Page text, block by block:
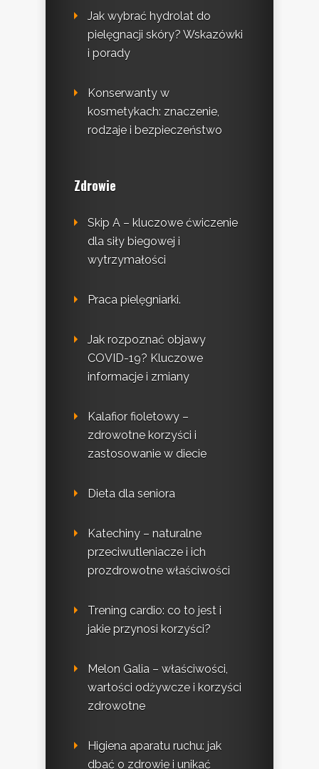
Jak wybrać hydrolat do
pielęgnacji skóry? Wskazówki
i porady
Konserwanty w
kosmetykach: znaczenie,
rodzaje i bezpieczeństwo
Zdrowie
Skip A – kluczowe ćwiczenie
dla siły biegowej i
wytrzymałości
Praca pielęgniarki.
Jak rozpoznać objawy
COVID-19? Kluczowe
informacje i zmiany
Kalafior fioletowy –
zdrowotne korzyści i
zastosowanie w diecie
Dieta dla seniora
Katechiny – naturalne
przeciwutleniacze i ich
prozdrowotne właściwości
Trening cardio: co to jest i
jakie przynosi korzyści?
Melon Galia – właściwości,
wartości odżywcze i korzyści
zdrowotne
Higiena aparatu ruchu: jak
dbać o zdrowie i unikać